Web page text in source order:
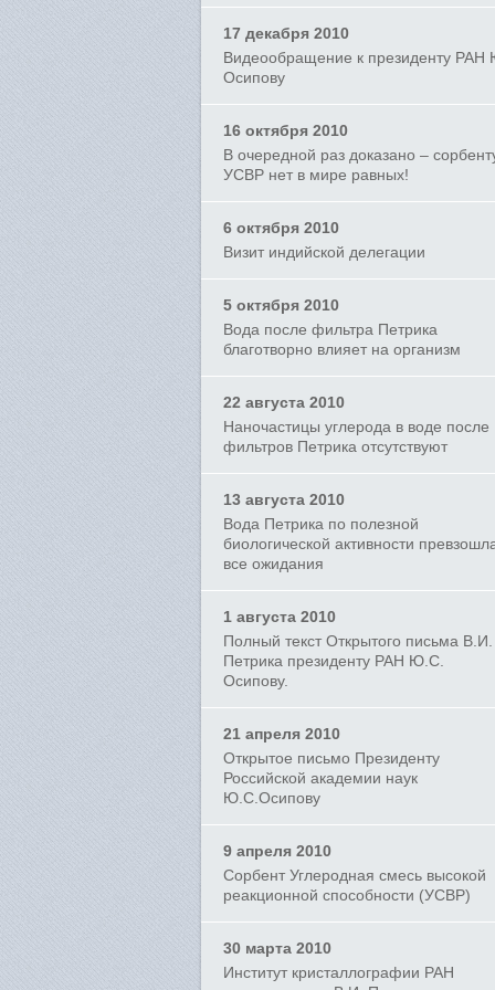
17 декабря 2010
Видеообращение к президенту РАН
Осипову
16 октября 2010
В очередной раз доказано –
УСВР нет в мире равных!
6 октября 2010
Визит индийской делегации
5 октября 2010
Вода после фильтра Петрика
благотворно влияет на организм
22 августа 2010
Наночастицы углерода в воде после
фильтров Петрика отсутствуют
13 августа 2010
Вода Петрика по полезной
биологической активности
все ожидания
1 августа 2010
Полный текст Открытого письма В.И.
Петрика президенту РАН Ю.С.
Осипову.
21 апреля 2010
Открытое письмо Президенту
Российской академии наук
Ю.С.Осипову
9 апреля 2010
Сорбент Углеродная смесь высокой
реакционной способности (УСВР)
30 марта 2010
Институт кристаллографии РАН